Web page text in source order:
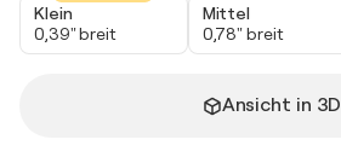
Klein
0,39" breit
Mittel
0,78" breit
Ansicht in 3D